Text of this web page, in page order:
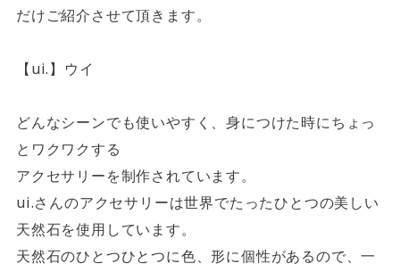
営業時間 10:00 ~ 23:00
だけご紹介させて頂きます。
【ui.】ウイ
どんなシーンでも使いやすく、身につけた時にちょっ
とワクワクする
アクセサリーを制作されています。
ui.さんのアクセサリーは世界でたったひとつの美しい
天然石を使用しています。
天然石のひとつひとつに色、形に個性があるので、一